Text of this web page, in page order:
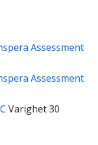
Assessment
Assessment
Varighet30